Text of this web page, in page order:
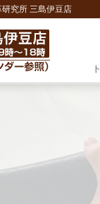
究所 三島伊豆店